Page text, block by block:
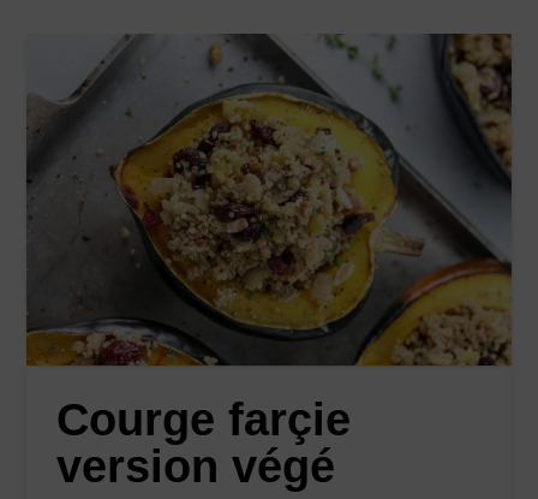
Courge farçie
version végé